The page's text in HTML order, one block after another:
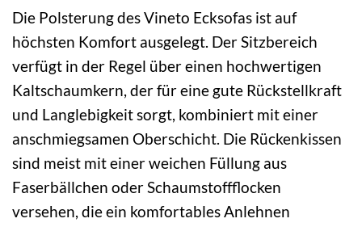
Die Polsterung des Vineto Ecksofas ist auf
höchsten Komfort ausgelegt. Der Sitzbereich
verfügt in der Regel über einen hochwertigen
Kaltschaumkern, der für eine gute Rückstellkraft
und Langlebigkeit sorgt, kombiniert mit einer
anschmiegsamen Oberschicht. Die Rückenkissen
sind meist mit einer weichen Füllung aus
Faserbällchen oder Schaumstoffflocken
versehen, die ein komfortables Anlehnen